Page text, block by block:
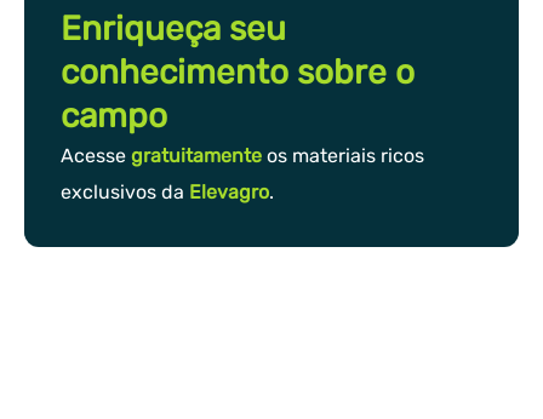
Enriqueça seu
conhecimento sobre o
campo
Acesse gratuitamente os materiais ricos
exclusivos da Elevagro.